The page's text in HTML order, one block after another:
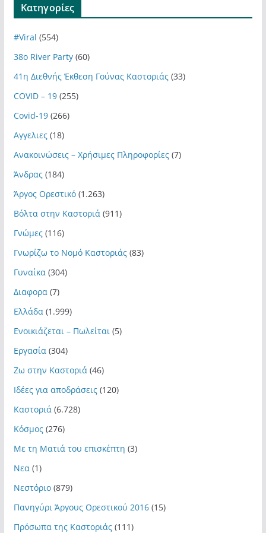
Kατηγορίες
#Viral (554)
38ο River Party(60)
41η Διεθνής Έκθεση Γούνας Καστοριάς(33)
COVID – 19(255)
Covid-19(266)
Αγγελιες(18)
Ανακοινώσεις – Χρήσιμες Πληροφορίες(7)
Άνδρας(184)
Άργος Ορεστικό(1.263)
Βόλτα στην Καστοριά (911)
Γνώμες(116)
Γνωρίζω το Νομό Καστοριάς(83)
Γυναίκα (304)
Διαφορα (7)
Ελλάδα (1.999)
Ενοικιάζεται – Πωλείται (5)
Εργασία (304)
Ζω στην Καστοριά (46)
Ιδέες για αποδράσεις(120)
Καστοριά (6.728)
Κόσμος(276)
Με τη Ματιά του επισκέπτη (3)
Νεα (1)
Νεστόριο(879)
Πανηγύρι Άργους Ορεστικού 2016(15)
Πρόσωπα της Καστοριάς(111)